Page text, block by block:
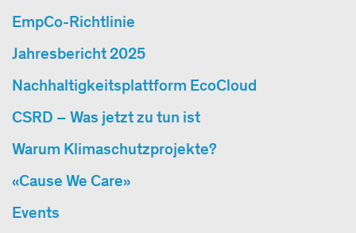
EmpCo-Richtlinie
Jahresbericht 2025
Nachhaltigkeitsplattform EcoCloud
CSRD – Was jetzt zu tun ist
Warum Klimaschutzprojekte?
«Cause We Care»
Events